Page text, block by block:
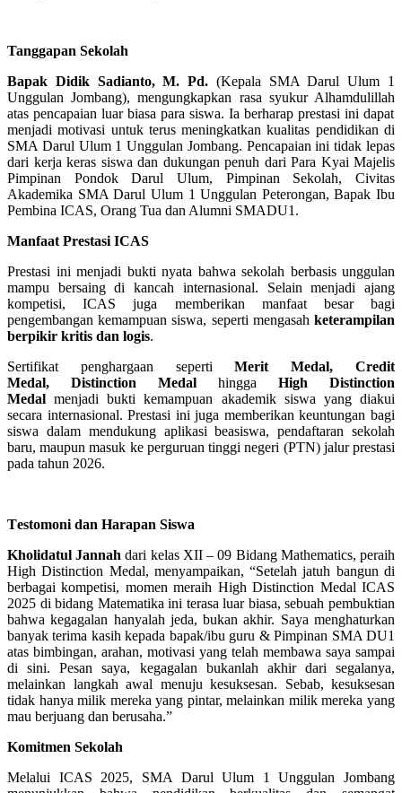
Tanggapan Sekolah
Bapak Didik Sadianto, M. Pd. (Kepala SMA Darul Ulum 1
Unggulan Jombang), mengungkapkan rasa syukur Alhamdulillah
atas pencapaian luar biasa para siswa. Ia berharap prestasi ini dapat
menjadi motivasi untuk terus meningkatkan kualitas pendidikan di
SMA Darul Ulum 1 Unggulan Jombang. Pencapaian ini tidak lepas
dari kerja keras siswa dan dukungan penuh dari Para Kyai Majelis
Pimpinan Pondok Darul Ulum, Pimpinan Sekolah, Civitas
Akademika SMA Darul Ulum 1 Unggulan Peterongan, Bapak Ibu
Pembina ICAS, Orang Tua dan Alumni SMADU1 .
Manfaat Prestasi ICAS
Prestasi ini menjadi bukti nyata bahwa sekolah berbasis unggulan
mampu bersaing di kancah internasional. Selain menjadi ajang
kompetisi, ICAS juga memberikan manfaat besar bagi
pengembangan kemampuan siswa, seperti mengasah keterampilan
berpikir kritis dan logis.
Sertifikat penghargaan sepertiMerit Medal, Credit
Medal,
Distinction Medal hingga High Distinction
Medal menjadi bukti kemampuan akademik siswa yang diakui
secara internasional. Prestasi ini juga memberikan keuntungan bagi
siswa dalam mendukung aplikasi beasiswa, pendaftaran sekolah
baru, maupun masuk ke perguruan tinggi negeri (PTN) jalur prestasi
pada tahun 2026.
Testomoni dan Harapan Siswa
Kholidatul Jannah dari kelas XII – 09 Bidang Mathematics, peraih
High Distinction Medal, menyampaikan, “Setelah jatuh bangun di
berbagai kompetisi, momen meraih High Distinction Medal ICAS
2025 di bidang Matematika ini terasa luar biasa, sebuah pembuktian
bahwa kegagalan hanyalah jeda, bukan akhir. Saya menghaturkan
banyak terima kasih kepada bapak/ibu guru & Pimpinan SMA DU1
atas bimbingan, arahan, motivasi yang telah membawa saya sampai
di sini. Pesan saya, kegagalan bukanlah akhir dari segalanya,
melainkan langkah awal menuju kesuksesan. Sebab, kesuksesan
tidak hanya milik mereka yang pintar, melainkan milik mereka yang
mau berjuang dan berusaha.”
Komitmen Sekolah
Melalui ICAS 2025, SMA Darul Ulum 1 Unggulan Jombang